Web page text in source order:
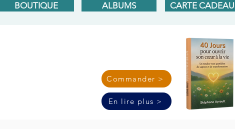
BOUTIQUE ALBUMS CARTE CADEAU
Commander >
En lire plus >